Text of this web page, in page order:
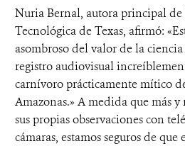
Nuria Bernal, autora principal
Tecnológica de Texas, afirmó:
asombroso del valor de la
registro audiovisual
carnívoro prácticamente mítico
Amazonas.» A medida que más y
sus propias observaciones con
cámaras, estamos seguros de que